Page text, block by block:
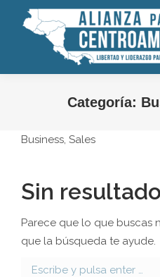
Categoría:
Business, Sales
Sin
Parece que lo que buscas
que la búsqueda te ayude.
Buscar: